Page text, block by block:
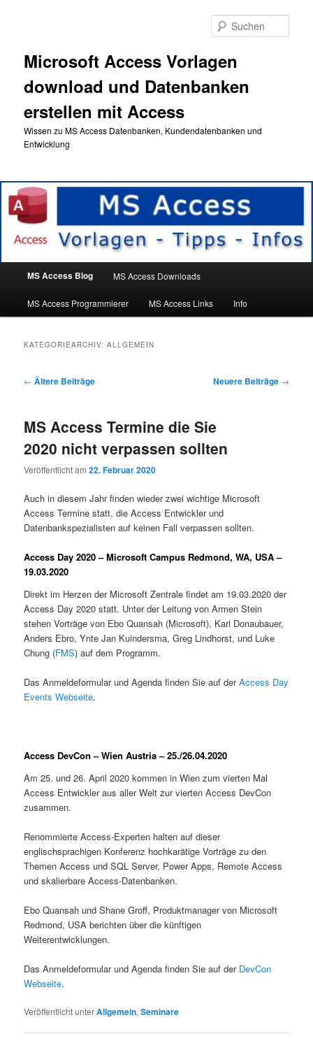
Microsoft Access Vorlagen
download und Datenbanken
erstellen mit Access
Wissen zu MS Access Datenbanken, Kundendatenbanken und
Entwicklung
HauptmenüMS Access Blog MS Access Downloads
MS Access Programmierer MS Access Links Info
KATEGORIEARCHIV:ALLGEMEIN
Beitragsnavigation
← Ältere Beiträge Neuere Beiträge →
MS Access Termine die Sie
2020 nicht verpassen sollten
Veröffentlicht am22. Februar 2020
Auch in diesem Jahr finden wieder zwei wichtige Microsoft
Access Termine statt, die Access Entwickler und
Datenbankspezialisten auf keinen Fall verpassen sollten.
Access Day 2020 – Microsoft Campus Redmond, WA, USA –
19.03.2020
Direkt im Herzen der Microsoft Zentrale findet am 19.03.2020 der
Access Day 2020 statt. Unter der Leitung von Armen Stein
stehen Vorträge von Ebo Quansah (Microsoft), Karl Donaubauer,
Anders Ebro, Ynte Jan Kuindersma, Greg Lindhorst, und Luke
Chung (FMS) auf dem Programm.
Das Anmeldeformular und Agenda finden Sie auf derAccess Day
Events Webseite.
Access DevCon – Wien Austria – 25./26.04.2020
Am 25. und 26. April 2020 kommen in Wien zum vierten Mal
Access Entwickler aus aller Welt zur vierten Access DevCon
zusammen.
Renommierte Access-Experten halten auf dieser
englischsprachigen Konferenz hochkarätige Vorträge zu den
Themen Access und SQL Server, Power Apps, Remote Access
und skalierbare Access-Datenbanken.
Ebo Quansah und Shane Groff, Produktmanager von Microsoft
Redmond, USA berichten über die künftigen
Weiterentwicklungen.
Das Anmeldeformular und Agenda finden Sie auf der DevCon
Webseite.
Veröffentlicht unterAllgemein,Seminare